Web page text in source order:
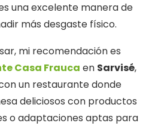
una excelente manera de
más desgaste físico.
mi recomendación es
Casa Frauca en Sarvisé,
un restaurante donde
deliciosos con productos
o adaptaciones aptas para